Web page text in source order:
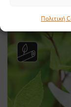
Πολιτική